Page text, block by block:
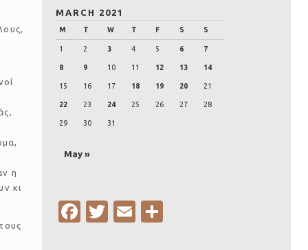
η
κι
MARCH 2021
M T W T F S S
1 2 3 4 5 6 7
8 9 10 11 12 13 14
15 16 17 18 19 20 21
22 23 24 25 26 27 28
29 30 31
May »
Fa T
E